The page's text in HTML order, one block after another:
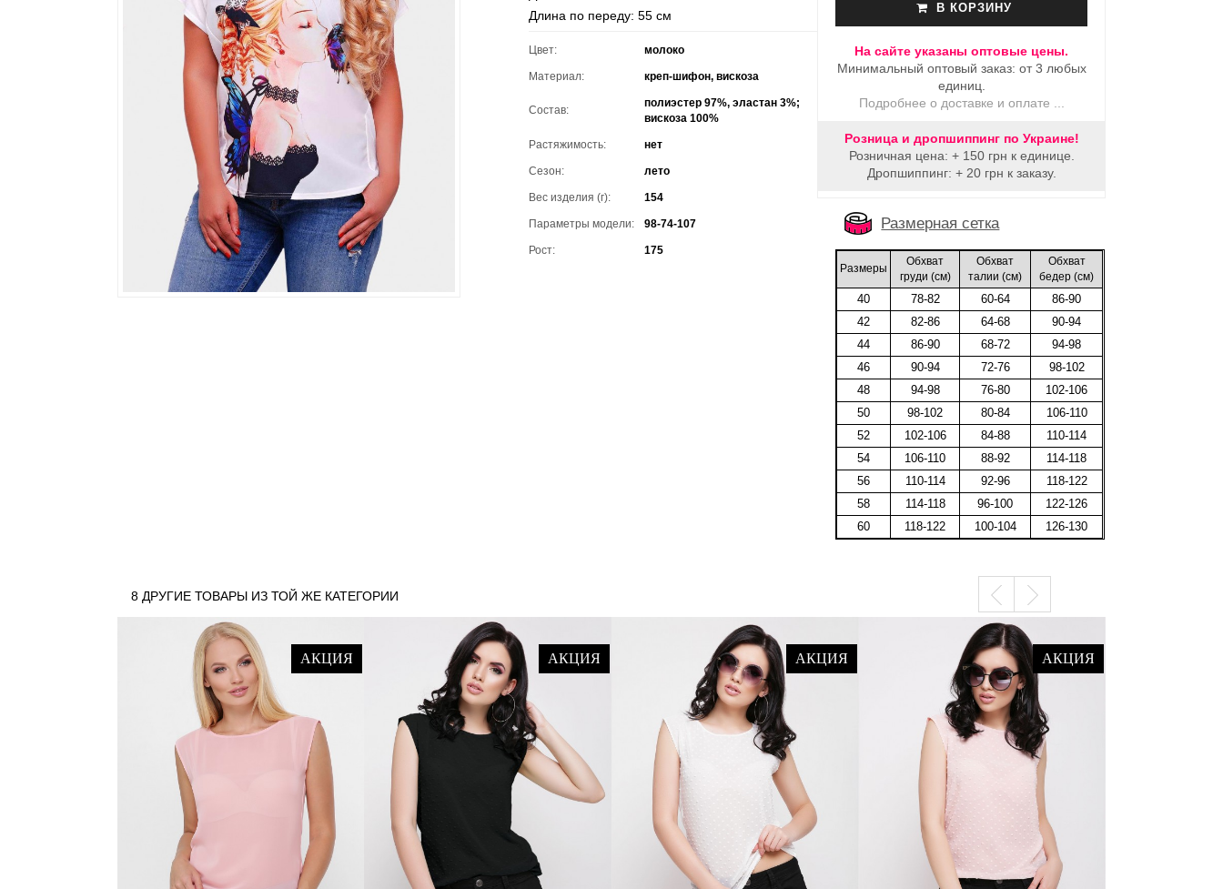
Длина по переду: 55 см
Цвет: молоко
Материал: креп-шифон, вискоза
Состав:
полиэстер 97%, эластан 3%;
вискоза 100%
Растяжимость: нет
Сезон: лето
Вес изделия (г): 154
Параметры модели: 98-74-107
Рост: 175
В КОРЗИНУ
На сайте указаны оптовые цены.
Минимальный оптовый заказ: от 3 любых
единиц.
Подробнее о доставке и оплате ...
Розница и дропшиппинг по Украине!
Розничная цена: + 150 грн к единице.
Дропшиппинг: + 20 грн к заказу.
Размерная сетка
Размеры
Обхват
груди (cм)
Обхват
талии (cм)
Обхват
бедер (cм)
40 78-82 60-64
86-90
42
82-86 64-68
90-94
44
86-90 68-72
94-98
46
90-94 72-76
98-102
48
94-98 76-80
102-106
50
98-102 80-84
106-110
52
102-106 84-88
110-114
54
106-110 88-92
114-118
56
110-114 92-96
118-122
58
114-118 96-100
122-126
60
118-122 100-104 126-130
8 ДРУГИЕ ТОВАРЫ ИЗ ТОЙ ЖЕ КАТЕГОРИИ
АКЦИЯ АКЦИЯ АКЦИЯ АКЦИЯ